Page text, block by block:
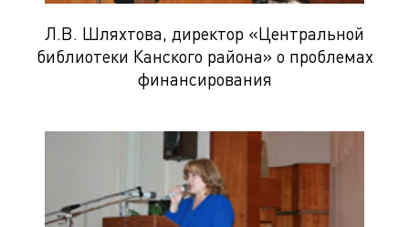
Л.В. Шляхтова, директор «Центральной
библиотеки Канского района» о проблемах
финансирования